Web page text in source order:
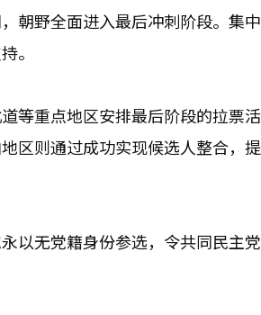
朝野全面进入最后冲刺阶段。集
。
等重点地区安排最后阶段的拉票
区则通过成功实现候选人整合，
以无党籍身份参选，令共同民主